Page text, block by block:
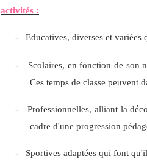
activités :
- Educatives, diverses et
-
Scolaires, en fonction de son
Ces temps de classe peuvent
-
Professionnelles, alliant la
cadre d'une progression
- Sportives adaptées qui font